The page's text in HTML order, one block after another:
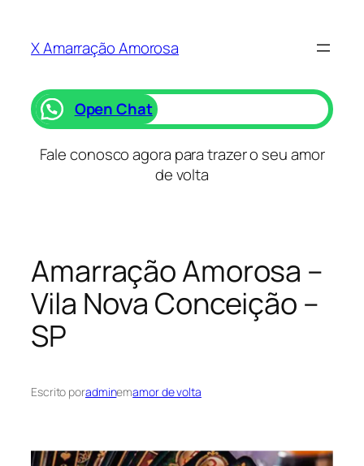
X Amarração Amorosa
Open Chat
Fale conosco agora para trazer o seu amor
de volta
Amarração Amorosa –
Vila Nova Conceição –
SP
Escrito poradminemamor de volta